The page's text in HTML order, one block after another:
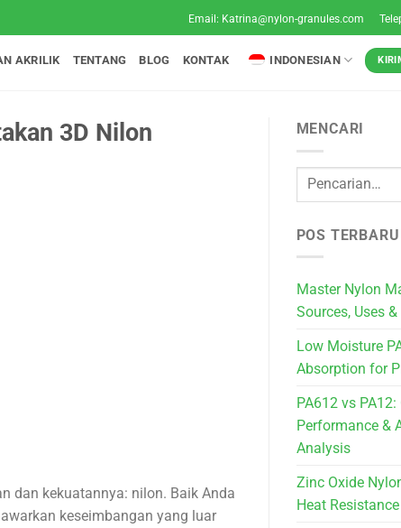
Email: Katrina@nylon-granules.com
AKRILIK TENTANG BLOG KONTAK INDONESIAN
3D Nilon
dan kekuatannya: nilon. Baik Anda
keseimbangan yang luar
MENCARI
POS TERBARU
Master Nylon
Sources, Uses
Low Moisture
Absorption for
PA612 vs PA12:
Performance &
Analysis
Zinc Oxide
Heat